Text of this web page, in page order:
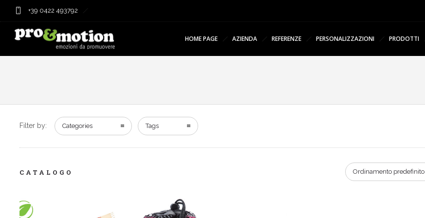
+39 0422 493792
HOME PAGE AZIENDA REFERENZE PERSONALIZZAZIONI PRODOTTI
Filter by: Categories Tags
CATALOGO Ordinamento predefinito